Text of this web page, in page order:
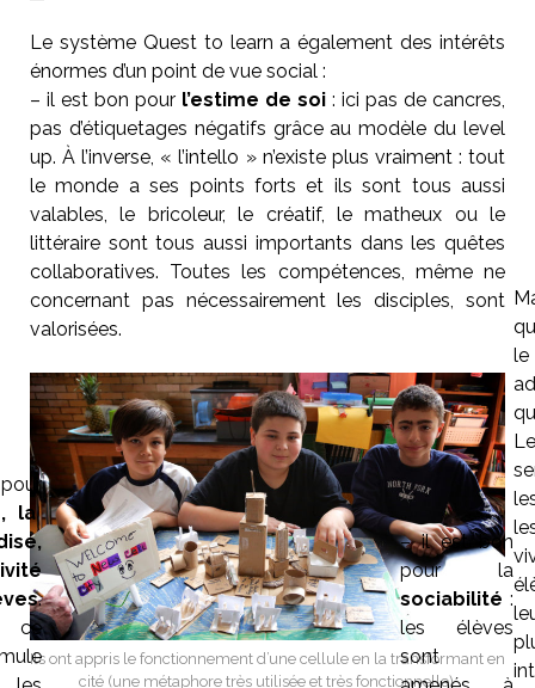
Le système Quest to learn a également des intérêts
énormes d’un point de vue social :
– il est bon pour l’estime de soi : ici pas de cancres,
pas d’étiquetages négatifs grâce au modèle du level
up. À l’inverse, « l’intello » n’existe plus vraiment : tout
le monde a ses points forts et ils sont tous aussi
valables, le bricoleur, le créatif, le matheux ou le
littéraire sont tous aussi importants dans les quêtes
collaboratives. Toutes les compétences, même ne
concernant pas nécessairement les disciples, sont
valorisées.
Ils ont appris le fonctionnement d’une cellule en la transformant en
cité (une métaphore très utilisée et très fonctionnelle).
la
.
ce
– il est bon
pour la
sociabilité :
les élèves
sont